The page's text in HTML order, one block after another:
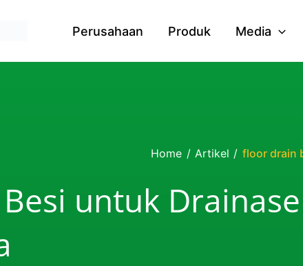
Perusahaan Produk Media
Home / Artikel / floor drain
untuk